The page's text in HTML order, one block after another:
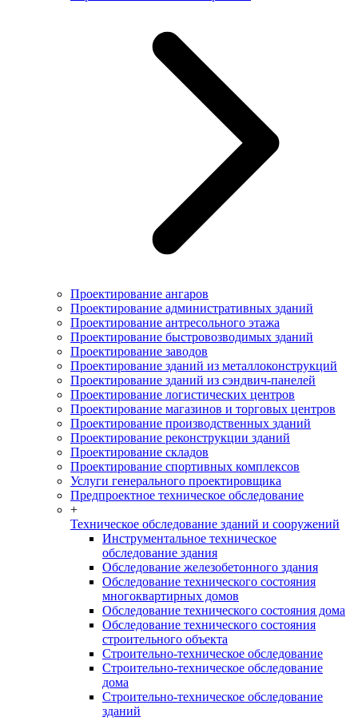
Проектирование ангаров
Проектирование административных зданий
Проектирование антресольного этажа
Проектирование быстровозводимых зданий
Проектирование заводов
Проектирование зданий из металлоконструкций
Проектирование зданий из сэндвич-панелей
Проектирование логистических центров
Проектирование магазинов и торговых центров
Проектирование производственных зданий
Проектирование реконструкции зданий
Проектирование складов
Проектирование спортивных комплексов
Услуги генерального проектировщика
Предпроектное техническое обследование
+
Техническое обследование зданий и сооружений
Инструментальное техническое
обследование здания
Обследование железобетонного здания
Обследование технического состояния
многоквартирных домов
Обследование технического состояния дома
Обследование технического состояния
строительного объекта
Строительно-техническое обследование
Строительно-техническое обследование
дома
Строительно-техническое обследование
зданий